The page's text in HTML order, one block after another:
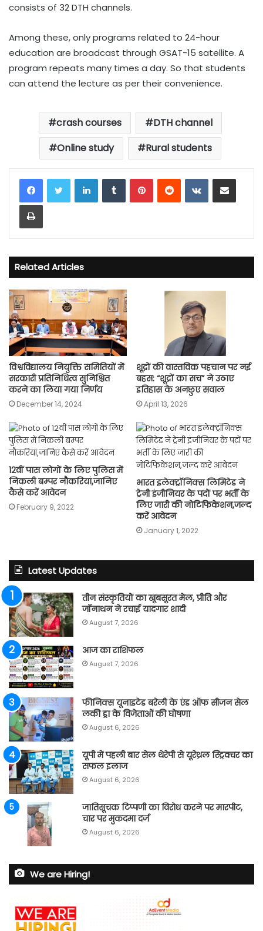
consists of 32 DTH channels.
Among these, only programs related to 24-hour
education are broadcast through GSAT-15 satellite. A
program repeats many times a day. So that students
can attend the lecture as per their convenience.
crash courses
DTH channel
Online study
Rural students
LinkedInTumblrPinterestReddit VKontakteShare via Email
Print
Related Articles
विश्वविद्यालय नियुक्ति समितियों में
सरकारी प्रतिनिधित्व सुनिश्चित
करने का लिया गया निर्णय
December 14, 2024
शूद्रों की वास्तविक पहचान पर नई
बहस: “शूद्रों का सच” ने उठाए
इतिहास के अनछुए सवाल
April 13, 2026
12वीं पास लोगों के लिए पुलिस में
निकली बम्पर नौकरियां,जानिए
कैसे करें आवेदन
February 9, 2022
भारत इलेक्ट्रॉनिक्स लिमिटेड ने
ट्रेनी इंजीनियर के पदों पर भर्ती के
लिए जारी की नोटिफिकेशन,जल्द
करें आवेदन
January 1, 2022
Latest Updates
तीन संस्कृतियों का खूबसूरत मेल, प्रीति और
जॉनाथन ने रचाई यादगार शादी
August 7, 2026
आज का राशिफल
August 7, 2026
फीनिक्स यूनाइटेड बरेली के एंड ऑफ सीजन सेल
लकी ड्रा के विजेताओं की घोषणा
August 6, 2026
यूपी में पहली बार सेल थेरेपी से यूरेथ्रल स्ट्रिक्चर का
सफल इलाज
August 6, 2026
जातिसूचक टिप्पणी का विरोध करने पर मारपीट,
चार पर मुकदमा दर्ज
August 6, 2026
We are Hiring!